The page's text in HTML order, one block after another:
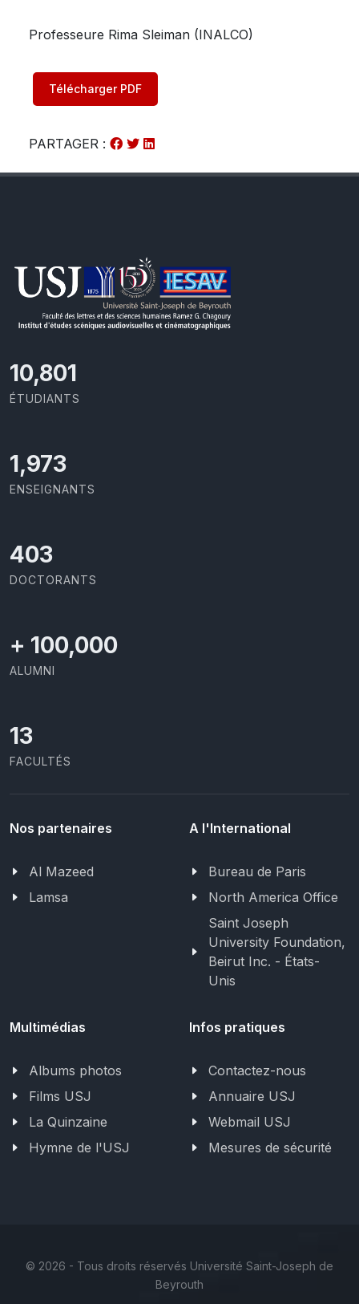
Professeure Rima Sleiman (INALCO)
Télécharger PDF
PARTAGER :
11,418
ÉTUDIANTS
2,086
ENSEIGNANTS
426
DOCTORANTS
+ 100,000
ALUMNI
13
FACULTÉS
Nos partenaires
Al Mazeed
Lamsa
A l'International
Bureau de Paris
North America Office
Saint Joseph
University Foundation,
Beirut Inc. - États-
Unis
Multimédias
Albums photos
Films USJ
La Quinzaine
Hymne de l'USJ
Infos pratiques
Contactez-nous
Annuaire USJ
Webmail USJ
Mesures de sécurité
© 2026 - Tous droits réservés Université Saint-Joseph de
Beyrouth